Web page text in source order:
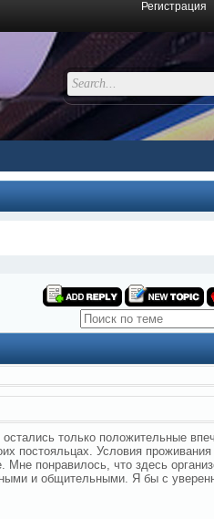
Регистрация
остались только положительные
постояльцах. Условия проживания
понравилось, что здесь
и общительными. Я бы с